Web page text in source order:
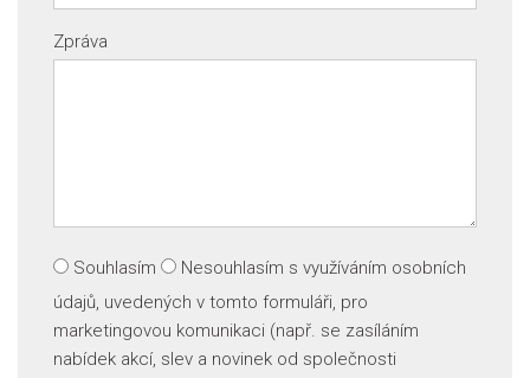
Zpráva
Souhlasím Nesouhlasím s využíváním osobních
údajů, uvedených v tomto formuláři, pro
marketingovou komunikaci (např. se zasíláním
nabídek akcí, slev a novinek od společnosti